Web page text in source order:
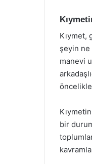
Kıymet,
şeyin ne
manevi
bir